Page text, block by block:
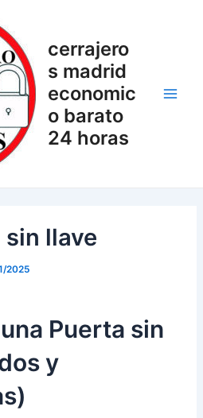
cerrajero
s madrid
economic
o barato
24 horas
llave
2025
Puerta sin
y